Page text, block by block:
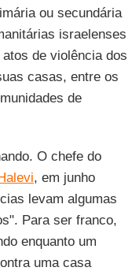
ou secundária
israelenses
de violência dos
casas, entre os
de
O chefe do
, em junho
levam algumas
Para ser franco,
enquanto um
uma casa